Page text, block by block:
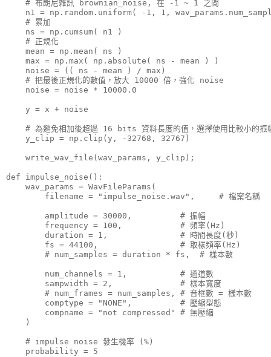
    # 布朗尼雜訊 brownian_noise, 在 -1 ~ 1 之間
n1 = np.random.uniform( -1, 1,
    # 累加
    ns = np.cumsum( n1 )
    # 正規化
    mean = np.mean( ns )
    max = np.max( np.absolute( ns - mean ) )
    noise = (( ns - mean ) / max)
    # 把最後正規化的數值，放大 10000 倍，強化 noise
    noise = noise * 10000.0
    y = x + noise
# 為避免相加後超過 16 bits 資料長度的值，選擇使用比較小的
    y_clip = np.clip(y, -32768, 32767)
    write_wav_file(wav_params, y_clip);
def impulse_noise():
    wav_params = WavFileParams(
        filename = "impulse_noise.wav",     # 檔案名稱
        amplitude = 30000,          # 振幅
        frequency = 100,            # 頻率(Hz)
        duration = 1,               # 時間長度(秒)
        fs = 44100,                 # 取樣頻率(Hz)
        # num_samples = duration * fs,  # 樣本數
        num_channels = 1,           # 通道數
        sampwidth = 2,              # 樣本寬度
        # num_frames = num_samples, # 音框數 = 樣本數
        comptype = "NONE",          # 壓縮型態
        compname = "not compressed" # 無壓縮
    )
    # impulse noise 發生機率 (%)
    probability = 5